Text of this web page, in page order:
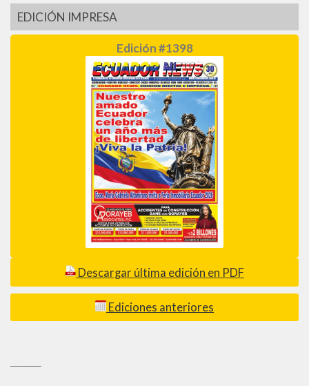
EDICIÓN IMPRESA
Edición #1398
Descargar última edición en PDF
Ediciones anteriores